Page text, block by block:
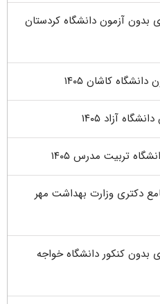
بدون آزمون دانشگاه کردستان
کاشان ۱۴۰۵
آزاد ۱۴۰۵
تربیت مدرس ۱۴۰۵
دکتری وزارت بهداشت مهر
بدون کنکور دانشگاه خواجه